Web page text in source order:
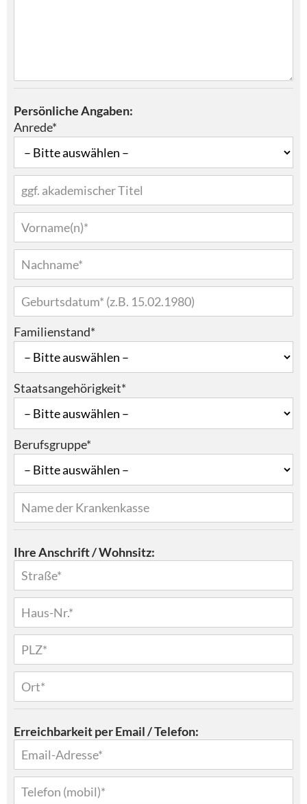
Persönliche Angaben:
Anrede*
Familienstand*
Staatsangehörigkeit*
Berufsgruppe*
Ihre Anschrift / Wohnsitz:
Erreichbarkeit per Email / Telefon: